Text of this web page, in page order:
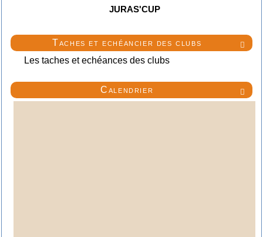
JURAS'CUP

Taches et echéancier des clubs
Les taches et echéances des clubs

Calendrier